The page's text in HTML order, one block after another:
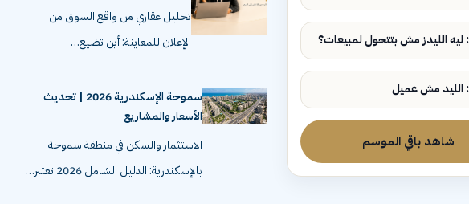
شاهد باقي الموسم
تحليل عقاري من واقع السوق من
الإعلان للمعاينة: أين تضيع…
سموحة الإسكندرية 2026 | تحديث
الأسعار والمشاريع
الاستثمار والسكن في منطقة سموحة
بالإسكندرية: الدليل الشامل 2026 تعتبر…